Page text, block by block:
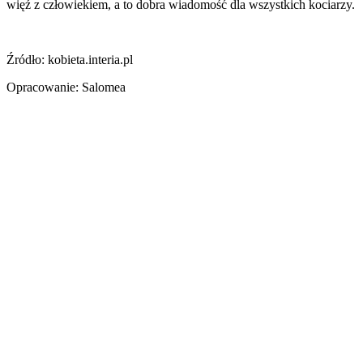
więź z człowiekiem, a to dobra wiadomość dla wszystkich kociarzy.
Źródło: kobieta.interia.pl
Opracowanie: Salomea